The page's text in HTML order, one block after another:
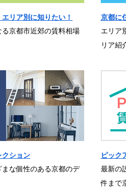
リア別に知りたい！
京都市近郊の賃料相場
京都に
エリア
リア紹
クション
な個性のある京都のデ
ピック
最新の
件まで